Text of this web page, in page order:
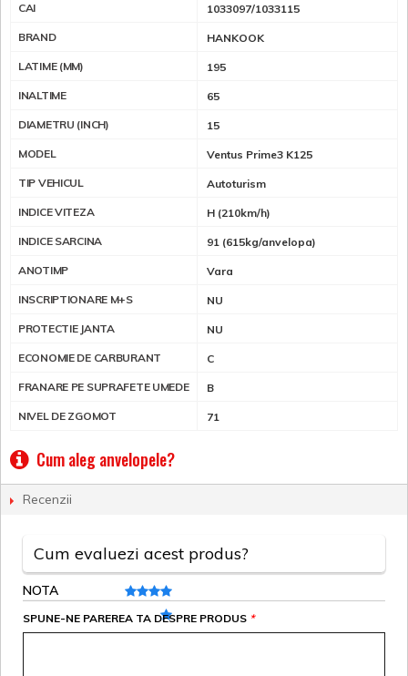
CAI 1033097/1033115
BRAND HANKOOK
LATIME (MM) 195
INALTIME 65
DIAMETRU (INCH) 15
MODEL Ventus Prime3 K125
TIP VEHICUL Autoturism
INDICE VITEZA H (210km/h)
INDICE SARCINA 91 (615kg/anvelopa)
ANOTIMP Vara
INSCRIPTIONARE M+S NU
PROTECTIE JANTA NU
ECONOMIE DE CARBURANT C
FRANARE PE SUPRAFETE UMEDE B
NIVEL DE ZGOMOT 71
Cum aleg anvelopele?
Recenzii
Cum evaluezi acest produs?
NOTA
*
SPUNE-NE PAREREA TA DESPRE PRODUS